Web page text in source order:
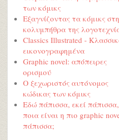
των κόμικς
Εξαγνίζοντας τα κόμικς
κολυμπήθρα της
Classics Illustrated -
εικονογραφημένα
Graphic novel: απόπειρες
ορισμού
Ο ξεχωριστός αυτόνομος
κώδικας των κόμικς
Εδώ πάπισσα, εκεί πάπισσα,
ποια είναι η πιο graphic
πάπισσα;